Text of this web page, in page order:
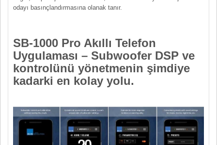
odayı basınçlandırmasına olanak tanır.
SB-1000 Pro Akıllı Telefon
Uygulaması – Subwoofer DSP ve
kontrolünü yönetmenin şimdiye
kadarki en kolay yolu.